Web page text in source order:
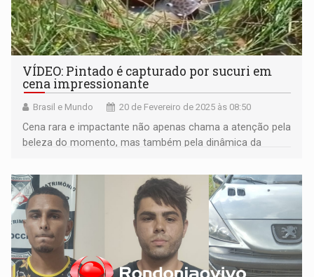
VÍDEO: Pintado é capturado por sucuri em
cena impressionante
Brasil e Mundo 20 de Fevereiro de 2025 às 08:50
Cena rara e impactante não apenas chama a atenção pela
beleza do momento, mas também pela dinâmica da